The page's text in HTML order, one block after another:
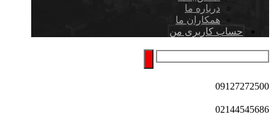
درباره ما
همکاران ما
حساب کاربری من
09127272500
02144545686